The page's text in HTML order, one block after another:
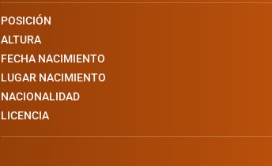
POSICIÓN
ALTURA
FECHA NACIMIENTO
LUGAR NACIMIENTO
NACIONALIDAD
LICENCIA